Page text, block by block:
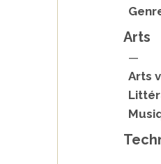
Arts
—
Arts